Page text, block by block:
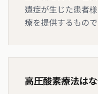
遺症が生じた患者
療を提供するもので
高圧酸素療法は